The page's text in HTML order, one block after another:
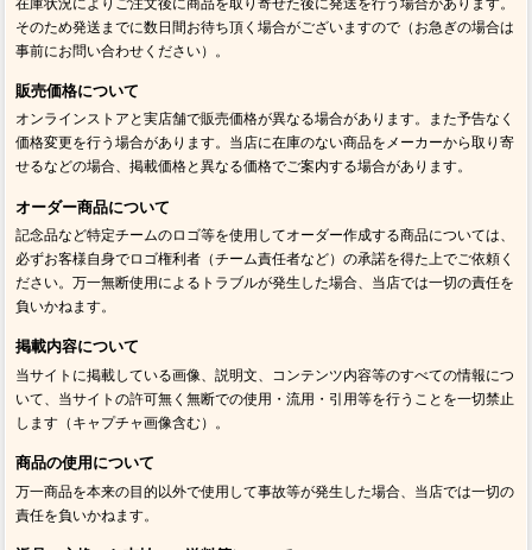
そのため発送までに数日間お待ち頂く場合がございますので（お急ぎの場合は
事前にお問い合わせください）。
販売価格について
オンラインストアと実店舗で販売価格が異なる場合があります。また予告なく
価格変更を行う場合があります。当店に在庫のない商品をメーカーから取り寄
せるなどの場合、掲載価格と異なる価格でご案内する場合があります。
オーダー商品について
記念品など特定チームのロゴ等を使用してオーダー作成する商品については、
必ずお客様自身でロゴ権利者（チーム責任者など）の承諾を得た上でご依頼く
ださい。万一無断使用によるトラブルが発生した場合、当店では一切の責任を
負いかねます。
掲載内容について
当サイトに掲載している画像、説明文、コンテンツ内容等のすべての情報につ
いて、当サイトの許可無く無断での使用・流用・引用等を行うことを一切禁止
します（キャプチャ画像含む）。
商品の使用について
万一商品を本来の目的以外で使用して事故等が発生した場合、当店では一切の
責任を負いかねます。